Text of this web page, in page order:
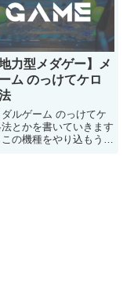
地力型メダゲー】メ
ム のっけてケロ
ルゲーム のっけてケ
とかを書いていきます
の機種をやり込もうか